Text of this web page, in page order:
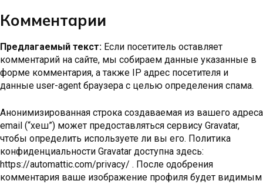
Комментарии
Предлагаемый текст: Если посетитель оставляет
комментарий на сайте, мы собираем данные указанные в
форме комментария, а также IP адрес посетителя и
данные user-agent браузера с целью определения спама.
Анонимизированная строка создаваемая из вашего адреса
email (“хеш”) может предоставляться сервису Gravatar,
чтобы определить используете ли вы его. Политика
конфиденциальности Gravatar доступна здесь:
https://automattic.com/privacy/ . После одобрения
комментария ваше изображение профиля будет видимым